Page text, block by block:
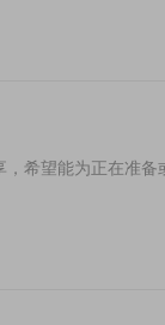
，希望能为正在准备